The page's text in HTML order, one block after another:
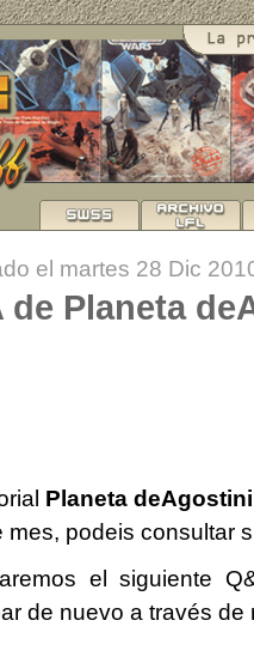
el martes 28 Dic
de Planeta
Planeta deAgostini
mes, podeis consultar
el siguiente
de nuevo a través de